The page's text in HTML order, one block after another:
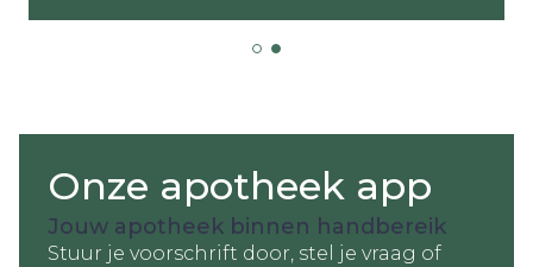
Onze apotheek app
Jouw apotheek binnen handbereik
Stuur je voorschrift door, stel je vraag of